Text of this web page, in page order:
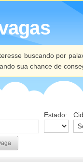
buscando por
sua chance de
Estado: